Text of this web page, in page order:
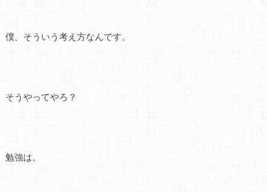
僕、そういう考え方なんです。
そうやってやろ？
勉強は。